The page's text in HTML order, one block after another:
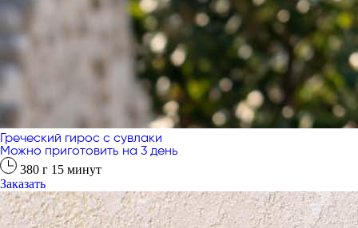
Греческий гирос с сувлаки
Можно приготовить на 3 день
380 г 15 минут
Заказать